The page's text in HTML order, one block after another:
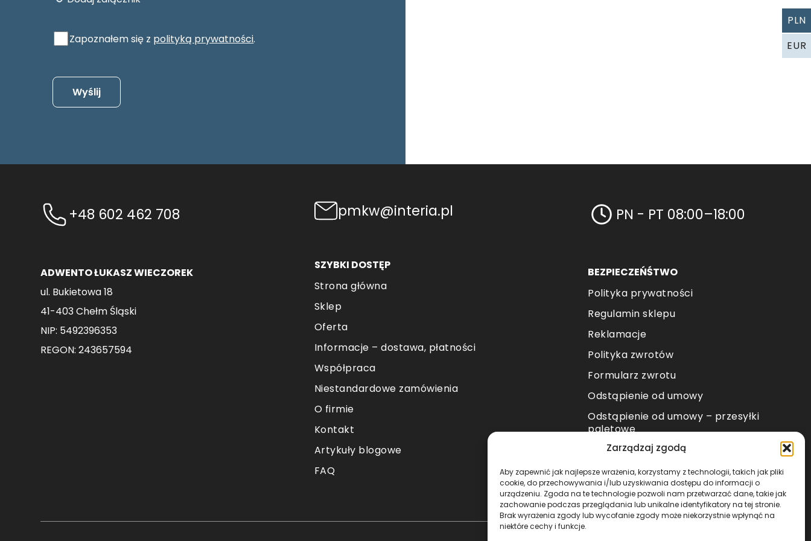
Zarządzaj zgodą
Aby zapewnić jak najlepsze wrażenia, korzystamy z technologii, takich jak pliki
cookie, do przechowywania i/lub uzyskiwania dostępu do informacji o
urządzeniu. Zgoda na te technologie pozwoli nam przetwarzać dane, takie jak
zachowanie podczas przeglądania lub unikalne identyfikatory na tej stronie.
Brak wyrażenia zgody lub wycofanie zgody może niekorzystnie wpłynąć na
niektóre cechy i funkcje.
Zapoznałem się z polityką prywatności.
+48 602 462 708
ADWENTO ŁUKASZ WIECZOREK
ul. Bukietowa 18
41-403 Chełm Śląski
NIP: 5492396353
REGON: 243657594
pmkw@interia.pl
SZYBKI DOSTĘP
Strona główna
Sklep
Oferta
Informacje – dostawa, płatności
Współpraca
Niestandardowe zamówienia
O firmie
Kontakt
Artykuły blogowe
FAQ
PN - PT 08:00–18:00
BEZPIECZEŃŚTWO
Polityka prywatności
Regulamin sklepu
Reklamacje
Polityka zwrotów
Formularz zwrotu
Odstąpienie od umowy
Odstąpienie od umowy – przesyłki
paletowe
METODY PŁATNOŚCI
PLN
EUR